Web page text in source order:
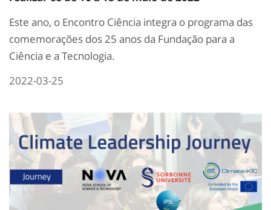
Este ano, o Encontro Ciência integra o programa das
comemorações dos 25 anos da Fundação para a
Ciência e a Tecnologia.
2022-03-25